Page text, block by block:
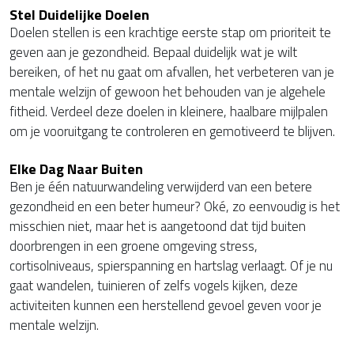
Stel Duidelijke Doelen
Doelen stellen is een krachtige eerste stap om prioriteit te
geven aan je gezondheid. Bepaal duidelijk wat je wilt
bereiken, of het nu gaat om afvallen, het verbeteren van je
mentale welzijn of gewoon het behouden van je algehele
fitheid. Verdeel deze doelen in kleinere, haalbare mijlpalen
om je vooruitgang te controleren en gemotiveerd te blijven.
Elke Dag Naar Buiten
Ben je één natuurwandeling verwijderd van een betere
gezondheid en een beter humeur? Oké, zo eenvoudig is het
misschien niet, maar het is aangetoond dat tijd buiten
doorbrengen in een groene omgeving stress,
cortisolniveaus, spierspanning en hartslag verlaagt. Of je nu
gaat wandelen, tuinieren of zelfs vogels kijken, deze
activiteiten kunnen een herstellend gevoel geven voor je
mentale welzijn.